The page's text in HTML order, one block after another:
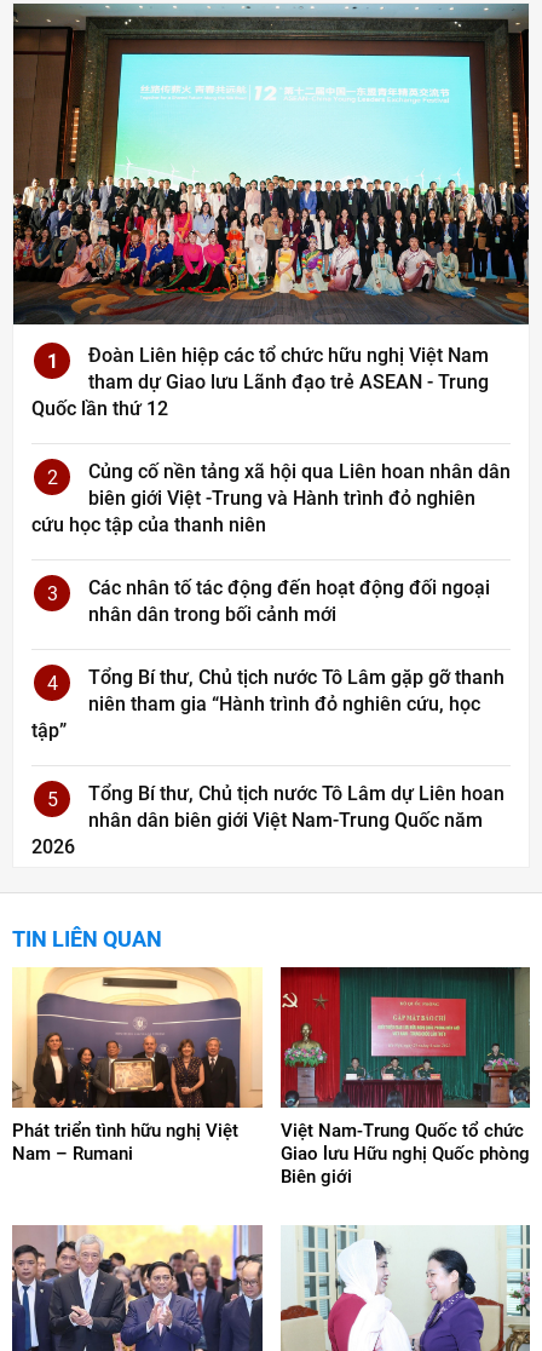
1
Đoàn Liên hiệp các tổ chức hữu nghị Việt Nam
tham dự Giao lưu Lãnh đạo trẻ ASEAN - Trung
Quốc lần thứ 12
2
Củng cố nền tảng xã hội qua Liên hoan nhân dân
biên giới Việt -Trung và Hành trình đỏ nghiên
cứu học tập của thanh niên
3
Các nhân tố tác động đến hoạt động đối ngoại
nhân dân trong bối cảnh mới
4
Tổng Bí thư, Chủ tịch nước Tô Lâm gặp gỡ thanh
niên tham gia “Hành trình đỏ nghiên cứu, học
tập”
5
Tổng Bí thư, Chủ tịch nước Tô Lâm dự Liên hoan
nhân dân biên giới Việt Nam-Trung Quốc năm
2026
TIN LIÊN QUAN
Phát triển tình hữu nghị Việt
Nam – Rumani
Việt Nam-Trung Quốc tổ chức
Giao lưu Hữu nghị Quốc phòng
Biên giới